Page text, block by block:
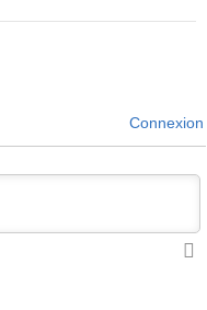
Connexion